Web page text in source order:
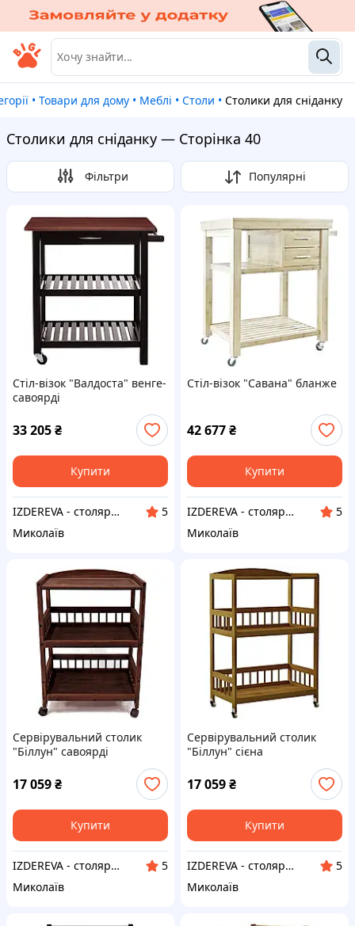
• Товари для дому • Меблі • Столи • Столики для сніданку
Столики для сніданку — Сторінка 40
Фільтри Популярні
Стіл-візок "Валдоста" венге-
савоярді
33 205₴
Купити
IZDEREVA - столярна майстерня
5
Миколаїв
Стіл-візок "Савана" бланже
42 677₴
Купити
IZDEREVA - столярна майстерня
5
Миколаїв
Сервірувальний столик
"Біллун" савоярді
17 059₴
Купити
IZDEREVA - столярна майстерня
5
Миколаїв
Сервірувальний столик
"Біллун" сієна
17 059₴
Купити
IZDEREVA - столярна майстерня
5
Миколаїв